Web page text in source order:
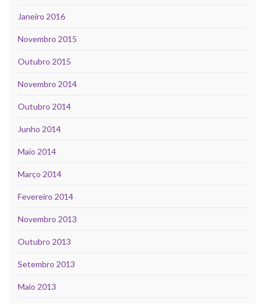
Janeiro 2016
Novembro 2015
Outubro 2015
Novembro 2014
Outubro 2014
Junho 2014
Maio 2014
Março 2014
Fevereiro 2014
Novembro 2013
Outubro 2013
Setembro 2013
Maio 2013